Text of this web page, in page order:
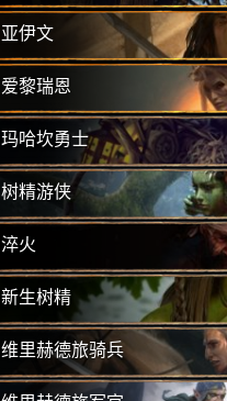
亚伊文
爱黎瑞恩
玛哈坎勇士
树精游侠
淬火
新生树精
维里赫德旅骑兵